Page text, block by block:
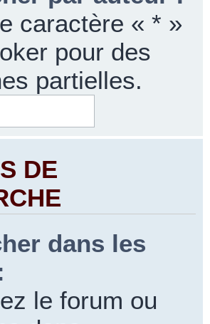
caractère « * »
pour des
partielles.
DE
dans les
le forum ou